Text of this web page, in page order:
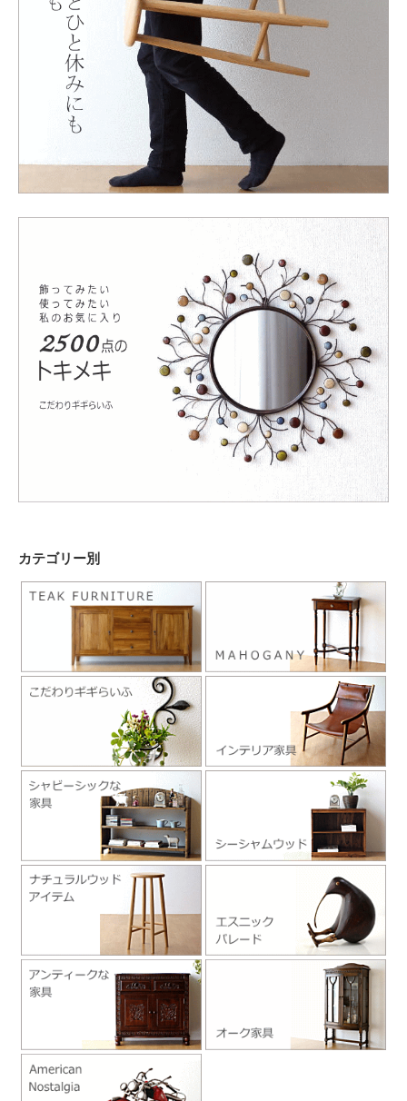
カテゴリー別